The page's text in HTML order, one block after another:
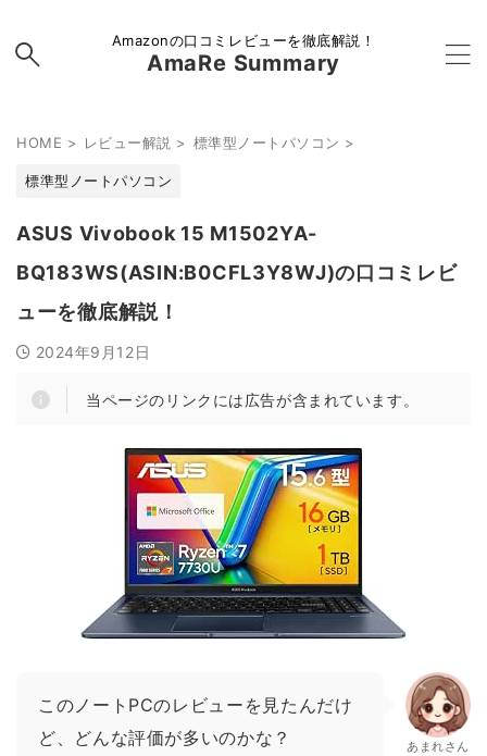
Amazonの口コミレビューを徹底解説！
AmaRe Summary
HOME > レビュー解説 > 標準型ノートパソコン >
標準型ノートパソコン
ASUS Vivobook 15 M1502YA-
BQ183WS(ASIN:B0CFL3Y8WJ)の口コミレビ
ューを徹底解説！
2024年9月12日
当ページのリンクには広告が含まれています。
このノートPCのレビューを見たんだけ
ど、どんな評価が多いのかな？
あまれさん